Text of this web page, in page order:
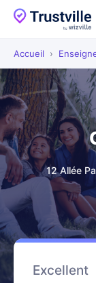
Accueil ›
12 Allée
Excellent